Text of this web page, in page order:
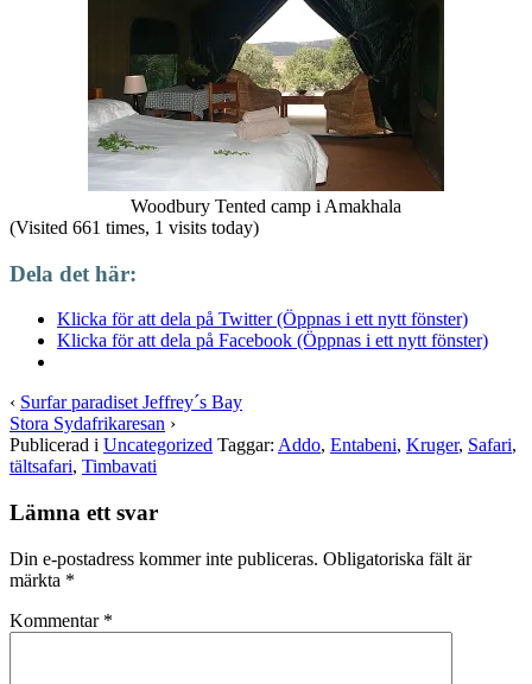
Woodbury Tented camp i Amakhala
(Visited 661 times, 1 visits today)
Dela det här:
Klicka för att dela på Twitter (Öppnas i ett nytt fönster)
Klicka för att dela på Facebook (Öppnas i ett nytt fönster)
‹ Surfar paradiset Jeffrey´s Bay
Stora Sydafrikaresan ›
Publicerad i Uncategorized Taggar: Addo, Entabeni, Kruger, Safari,
tältsafari, Timbavati
Lämna ett svar
Din e-postadress kommer inte publiceras. Obligatoriska fält är
märkta *
Kommentar *